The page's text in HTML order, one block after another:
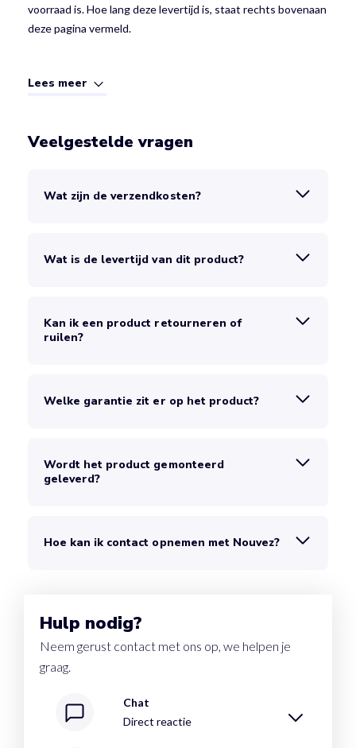
voorraad is. Hoe lang deze levertijd is, staat rechts bovenaan
deze pagina vermeld.
Lees meer
Veelgestelde vragen
Wat zijn de verzendkosten?
Wat is de levertijd van dit product?
Kan ik een product retourneren of
ruilen?
Welke garantie zit er op het product?
Wordt het product gemonteerd
geleverd?
Hoe kan ik contact opnemen met Nouvez?
Hulp nodig?
Neem gerust contact met ons op, we helpen je
graag.
Chat
Direct reactie